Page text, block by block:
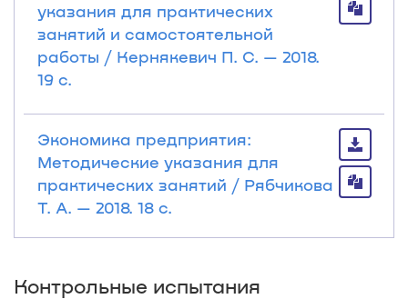
указания для практических
занятий и самостоятельной
работы / Кернякевич П. С. — 2018.
19 с.
Экономика предприятия:
Методические указания для
практических занятий / Рябчикова
Т. А. — 2018. 18 с.
Контрольные испытания